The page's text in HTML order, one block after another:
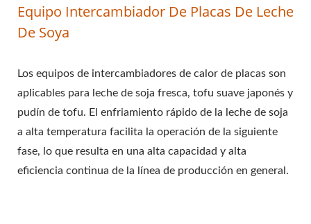
Equipo Intercambiador De Placas De Leche
De Soya
Los equipos de intercambiadores de calor de placas son
aplicables para leche de soja fresca, tofu suave japonés y
pudín de tofu. El enfriamiento rápido de la leche de soja
a alta temperatura facilita la operación de la siguiente
fase, lo que resulta en una alta capacidad y alta
eficiencia continua de la línea de producción en general.